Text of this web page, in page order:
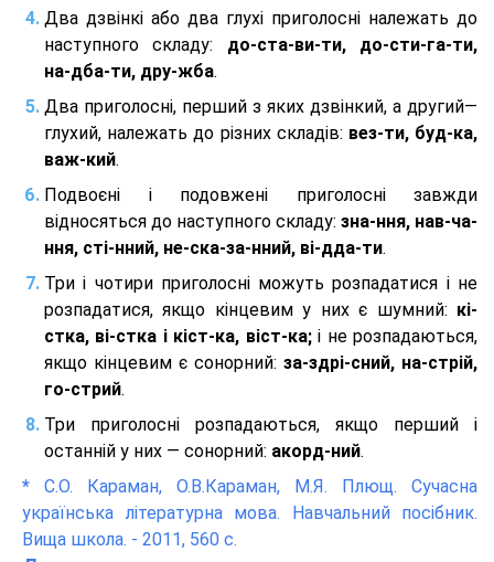
Два дзвінкі або два глухі приголосні належать до
наступного складу: до-ста-ви-ти, до-сти-га-ти,
на-дба-ти, дру-жба.
Два приголосні, перший з яких дзвінкий, а другий—
глухий, належать до різних складів: вез-ти, буд-ка,
важ-кий.
Подвоєні і подовжені приголосні завжди
відносяться до наступного складу: зна-ння, нав-ча-
ння, сті-нний, не-ска-за-нний, ві-дда-ти.
Три і чотири приголосні можуть розпадатися і не
розпадатися, якщо кінцевим у них є шумний: кі-
стка, ві-стка і кіст-ка, віст-ка;і не розпадаються,
якщо кінцевим є сонорний: за-здрі-сний, на-стрій,
го-стрий.
Три приголосні розпадаються, якщо перший і
останній у них — сонорний: акорд-ний.
* С.О. Караман, О.В.Караман, М.Я. Плющ. Сучасна
українська літературна мова. Навчальний посібник.
Вища школа. - 2011, 560 с.